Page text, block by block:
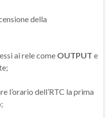
della
ai rele come OUTPUT e
l’orario dell’RTC la prima